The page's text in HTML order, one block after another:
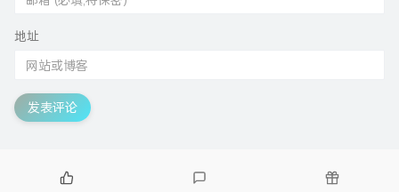
地址
发表评论